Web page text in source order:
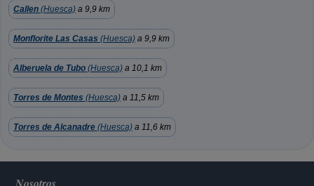
Callen (Huesca) a 9,9 km
Monflorite Las Casas (Huesca) a 9,9 km
Alberuela de Tubo (Huesca) a 10,1 km
Torres de Montes (Huesca) a 11,5 km
Torres de Alcanadre (Huesca) a 11,6 km